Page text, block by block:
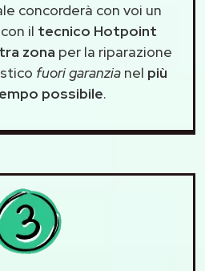
concorderà con voi un
il tecnico Hotpoint
zona per la riparazione
fuori garanzianel più
possibile.